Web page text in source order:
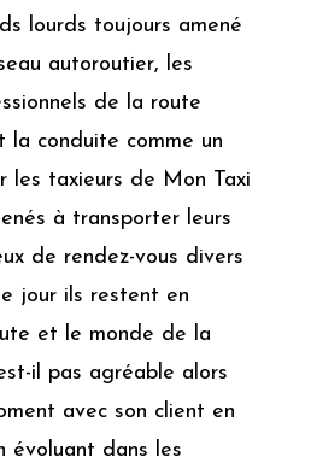
lourds toujours amené
autoroutier, les
de la route
la conduite comme un
les taxieurs de Mon Taxi
à transporter leurs
de rendez-vous divers
jour ils restent en
et le monde de la
il pas agréable alors
avec son client en
évoluant dans les